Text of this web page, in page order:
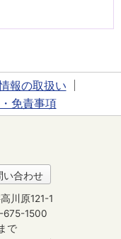
報の取扱い
免責事項
い合わせ
川原121-1
675-1500
で